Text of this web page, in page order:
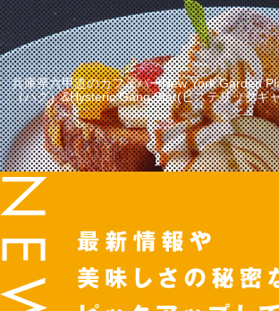
兵庫県六甲道のカフェバーNew York Garden
（ハグ）&Hysteric Gang Star(ヒステリックギ